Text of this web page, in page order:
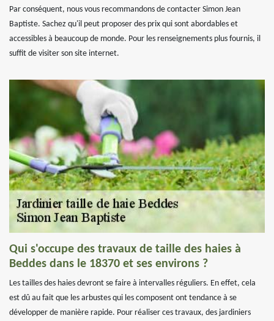
Par conséquent, nous vous recommandons de contacter Simon Jean
Baptiste. Sachez qu'il peut proposer des prix qui sont abordables et
accessibles à beaucoup de monde. Pour les renseignements plus fournis, il
suffit de visiter son site internet.
Qui s'occupe des travaux de taille des haies à
Beddes dans le 18370 et ses environs ?
Les tailles des haies devront se faire à intervalles réguliers. En effet, cela
est dû au fait que les arbustes qui les composent ont tendance à se
développer de manière rapide. Pour réaliser ces travaux, des jardiniers